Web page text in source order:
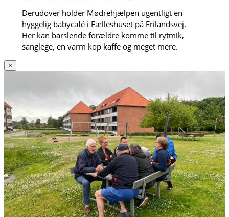
Derudover holder Mødrehjælpen ugentligt en
hyggelig babycafé i Fælleshuset på Frilandsvej.
Her kan barslende forældre komme til rytmik,
sanglege, en varm kop kaffe og meget mere.
×